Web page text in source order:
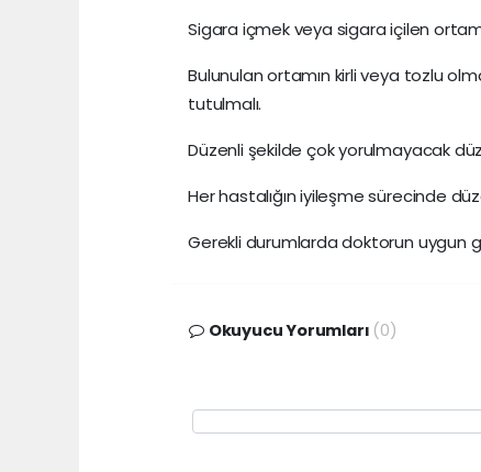
Sigara içmek veya sigara içilen
Bulunulan ortamın kirli veya tozlu
tutulmalı.
Düzenli şekilde çok yorulmayacak
Her hastalığın iyileşme sürecinde
Gerekli durumlarda doktorun uygun
Okuyucu Yorumları (0)